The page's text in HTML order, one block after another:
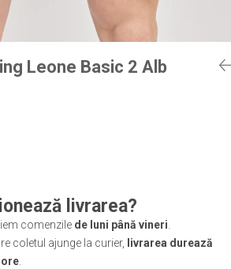
Leone Basic 2 Alb
livrarea?
comenzile de luni până vineri
coletul ajunge la curier,
livrarea durează